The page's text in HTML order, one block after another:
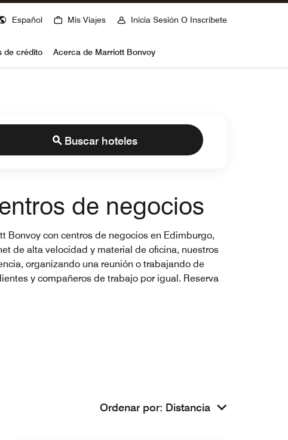
Español Mis Viajes Inicia Sesión O Inscríbete
de crédito Acerca de Marriott Bonvoy
Buscar hoteles
de negocios
Bonvoy con centros de negocios en Edimburgo,
de alta velocidad y material de oficina, nuestros
organizando una reunión o trabajando de
y compañeros de trabajo por igual. Reserva
Ordenar por: Distancia